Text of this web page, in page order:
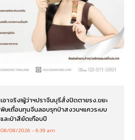
เอาจริง!ผู้ว่าฯปราจีนบุรีสั่งปิดตายรง.ขยะ
พิษเถื่อนทุนจีนลอบรุกป่าสงวนฯแควระบบ
และป่าสียัดเกือบปี
08/08/2026 6:39 am